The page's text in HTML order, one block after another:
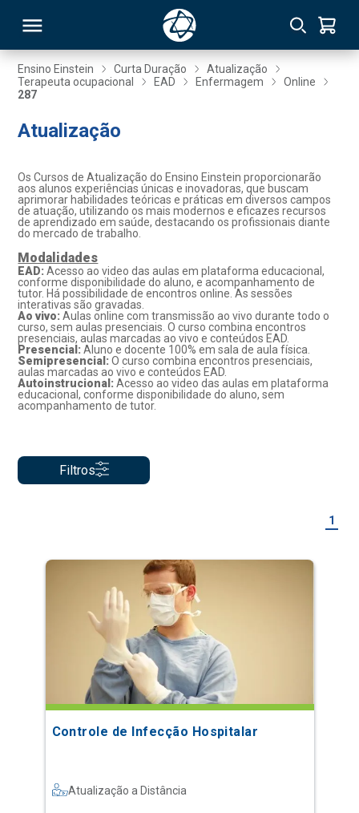
Ensino Einstein Curta Duração
Atualização
Terapeuta ocupacional
EAD Enfermagem
Online
287
Atualização
Os Cursos de Atualização do Ensino Einstein proporcionarão
aos alunos experiências únicas e inovadoras, que buscam
aprimorar habilidades teóricas e práticas em diversos campos
de atuação, utilizando os mais modernos e eficazes recursos
de aprendizado em saúde, destacando os profissionais diante
do mercado de trabalho.
Modalidades
EAD:Acesso ao video das aulas em plataforma educacional,
conforme disponibilidade do aluno, e acompanhamento de
tutor. Há possibilidade de encontros online. As sessões
interativas são gravadas.
Ao vivo: Aulas online com transmissão ao vivo durante todo o
curso, sem aulas presenciais. O curso combina encontros
presenciais, aulas marcadas ao vivo e conteúdos EAD.
Presencial:Aluno e docente 100% em sala de aula física.
Semipresencial:O curso combina encontros presenciais,
aulas marcadas ao vivo e conteúdos EAD.
Autoinstrucional:Acesso ao video das aulas em plataforma
educacional, conforme disponibilidade do aluno, sem
acompanhamento de tutor.
Filtros
1
Controle de Infecção Hospitalar
Atualização a Distância